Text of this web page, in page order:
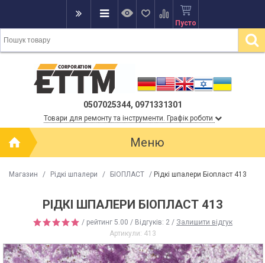
Пусто
0507025344, 0971331301
Товари для ремонту та інструменти. Графік роботи
Меню
Магазин / Рідкі шпалери / БІОПЛАСТ / Рідкі шпалери Біопласт 413
РІДКІ ШПАЛЕРИ БІОПЛАСТ 413
/ рейтинг 5.00 / Відгуків: 2 / Залишити відгук
Артикули: 413